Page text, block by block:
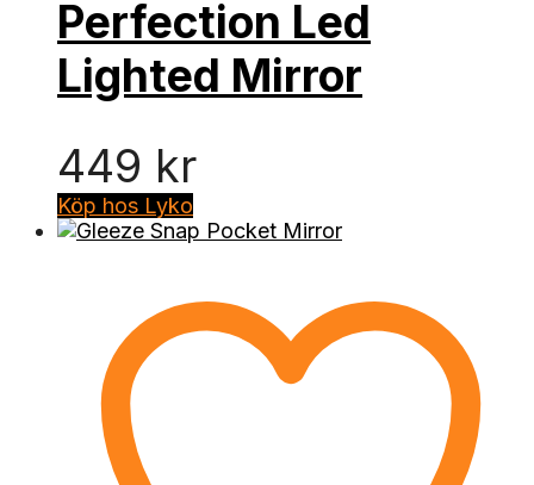
Perfection Led
Lighted Mirror
449 kr
Köp hos Lyko